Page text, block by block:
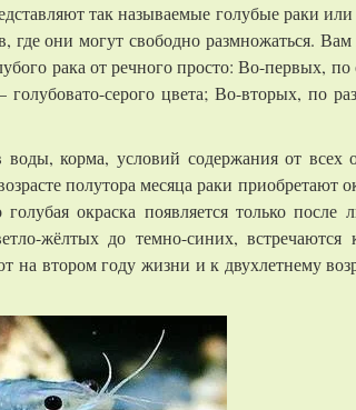
так называемые голубые раки
они могут свободно размножаться. Вам
рака от речного просто: Во-первых, по
серого цвета; Во-вторых, по
корма, условий содержания от всех
полутора месяца раки приобретают
окраска появляется только после
жёлтых до темно-синих, встречаются
на втором году жизни и к двухлетнему